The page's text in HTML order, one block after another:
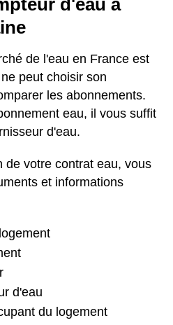
d'eau à
de l'eau en France est
peut choisir son
les abonnements.
eau, il vous suffit
d'eau.
de votre contrat eau, vous
et informations
d'eau
du logement